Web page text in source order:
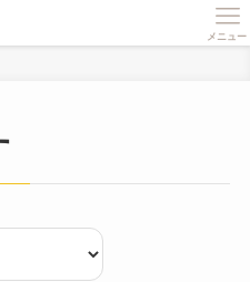
メニュー